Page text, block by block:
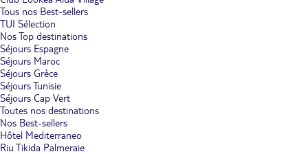
Tous nos Best-sellers
TUI Sélection
Nos Top destinations
Séjours Espagne
Séjours Maroc
Séjours Grèce
Séjours Tunisie
Séjours Cap Vert
Toutes nos destinations
Nos Best-sellers
Hôtel Mediterraneo
Riu Tikida Palmeraie